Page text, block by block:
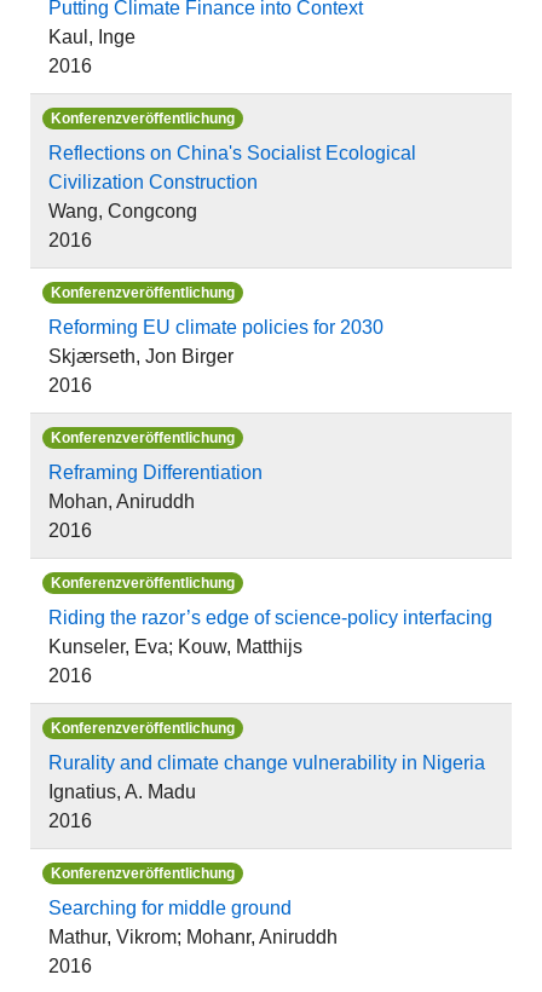
Putting Climate Finance into Context
Kaul, Inge
2016
Konferenzveröffentlichung
Reflections on China's Socialist Ecological
Civilization Construction
Wang, Congcong
2016
Konferenzveröffentlichung
Reforming EU climate policies for 2030
Skjærseth, Jon Birger
2016
Konferenzveröffentlichung
Reframing Differentiation
Mohan, Aniruddh
2016
Konferenzveröffentlichung
Riding the razor’s edge of science-policy interfacing
Kunseler, Eva; Kouw, Matthijs
2016
Konferenzveröffentlichung
Rurality and climate change vulnerability in Nigeria
Ignatius, A. Madu
2016
Konferenzveröffentlichung
Searching for middle ground
Mathur, Vikrom; Mohanr, Aniruddh
2016